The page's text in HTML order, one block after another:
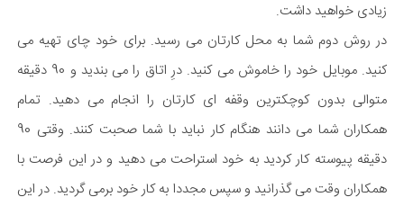
زیادی خواهید داشت.
در روش دوم شما به محل کارتان می رسید. برای خود چای تهیه می
کنید. موبایل خود را خاموش می کنید. درِ اتاق را می بندید و 90 دقیقه
متوالی بدون کوچکترین وقفه ای کارتان را انجام می دهید. تمام
همکاران شما می دانند هنگام کار نباید با شما صحبت کنند. وقتی 90
دقیقه پیوسته کار کردید به خود استراحت می دهید و در این فرصت با
همکاران وقت می گذرانید و سپس مجددا به کار خود برمی گردید. در این